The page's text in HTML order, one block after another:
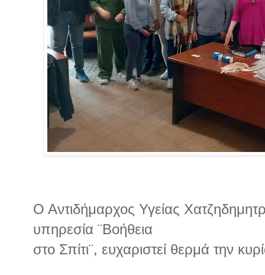
Ο Αντιδήμαρχος Υγείας
υπηρεσία ¨Βοήθεια
στο Σπίτι¨, ευχαριστεί θερμά την